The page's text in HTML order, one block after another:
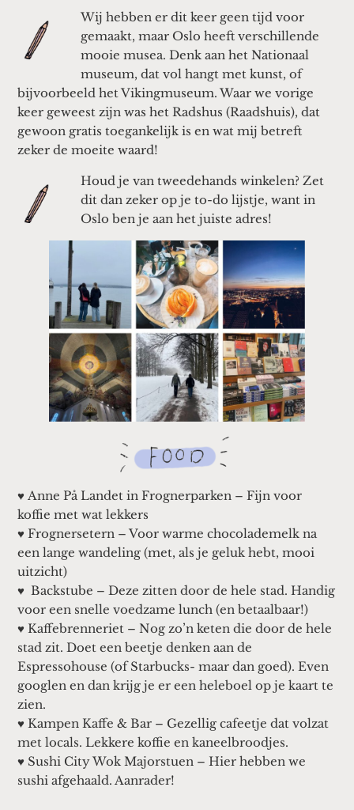
Wij hebben er dit keer geen tijd voor
gemaakt, maar Oslo heeft verschillende
mooie musea. Denk aan het Nationaal
museum, dat vol hangt met kunst, of
bijvoorbeeld het Vikingmuseum. Waar we vorige
keer geweest zijn was het Radshus (Raadshuis), dat
gewoon gratis toegankelijk is en wat mij betreft
zeker de moeite waard!
Houd je van tweedehands winkelen? Zet
dit dan zeker op je to-do lijstje, want in
Oslo ben je aan het juiste adres!
♥ Anne På Landet in Frognerparken – Fijn voor
koffie met wat lekkers
♥ Frognersetern – Voor warme chocolademelk na
een lange wandeling (met, als je geluk hebt, mooi
uitzicht)
♥ Backstube – Deze zitten door de hele stad. Handig
voor een snelle voedzame lunch (en betaalbaar!)
♥ Kaffebrenneriet – Nog zo’n keten die door de hele
stad zit. Doet een beetje denken aan de
Espressohouse (of Starbucks- maar dan goed). Even
googlen en dan krijg je er een heleboel op je kaart te
zien.
♥ Kampen Kaffe & Bar – Gezellig cafeetje dat volzat
met locals. Lekkere koffie en kaneelbroodjes.
♥ Sushi City Wok Majorstuen – Hier hebben we
sushi afgehaald. Aanrader!